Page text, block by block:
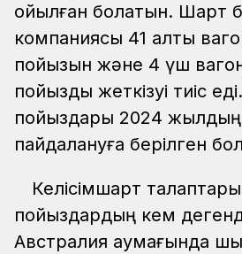
қойылған болатын. Шарт
компаниясы 41 алты
пойызын және 4 үш
пойызды жеткізуі тиіс
пойыздары 2024 жылдың
пайдалануға берілген
Келісімшарт
пойыздардың кем
Австралия аумағында